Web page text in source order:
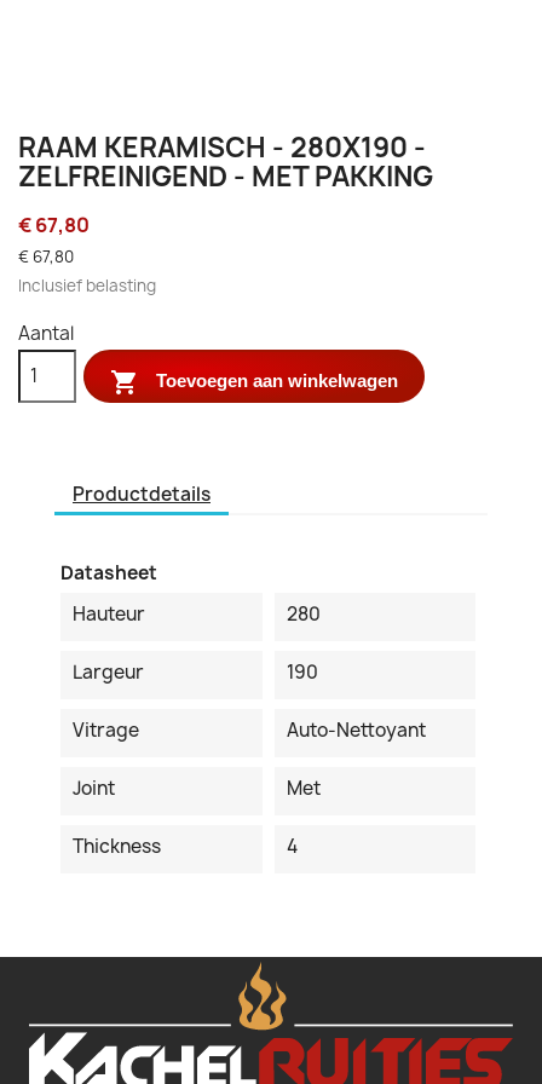
RAAM KERAMISCH - 280X190 -
ZELFREINIGEND - MET PAKKING
€ 67,80
€ 67,80
Inclusief belasting
Aantal
 Toevoegen aan winkelwagen
Productdetails
Datasheet
Hauteur
280
Largeur 190
Vitrage Auto-Nettoyant
Joint Met
Thickness 4